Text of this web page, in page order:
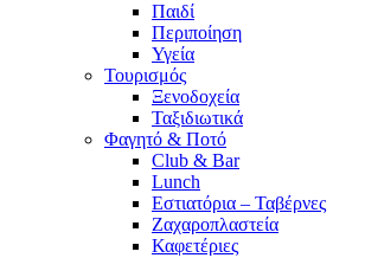
Παιδί
Περιποίηση
Υγεία
Τουρισμός
Ξενοδοχεία
Ταξιδιωτικά
Φαγητό & Ποτό
Club & Bar
Lunch
Εστιατόρια – Ταβέρνες
Ζαχαροπλαστεία
Καφετέριες